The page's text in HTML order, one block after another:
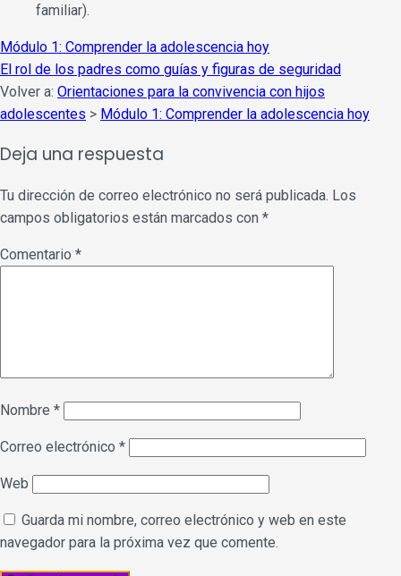
familiar).
Módulo 1: Comprender la adolescencia hoy
El rol de los padres como guías y figuras de seguridad
Volver a: Orientaciones para la convivencia con hijos
adolescentes > Módulo 1: Comprender la adolescencia hoy
Deja una respuesta
Tu dirección de correo electrónico no será publicada. Los
campos obligatorios están marcados con *
Comentario *
Nombre *
Correo electrónico *
Web
Guarda mi nombre, correo electrónico y web en este
navegador para la próxima vez que comente.